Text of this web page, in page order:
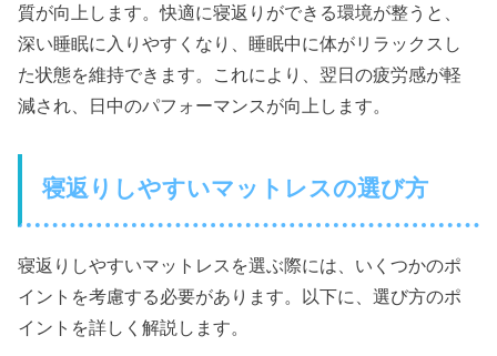
質が向上します。快適に寝返りができる環境が整うと、
深い睡眠に入りやすくなり、睡眠中に体がリラックスし
た状態を維持できます。これにより、翌日の疲労感が軽
減され、日中のパフォーマンスが向上します。
寝返りしやすいマットレスの選び方
寝返りしやすいマットレスを選ぶ際には、いくつかのポ
イントを考慮する必要があります。以下に、選び方のポ
イントを詳しく解説します。